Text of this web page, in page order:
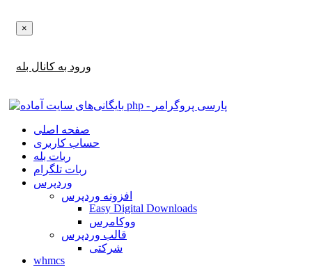
×
ورود به کانال بله
صفحه اصلی
حساب کاربری
ربات بله
ربات تلگرام
وردپرس
افزونه وردپرس
Easy Digital Downloads
ووکامرس
قالب وردپرس
شرکتی
whmcs